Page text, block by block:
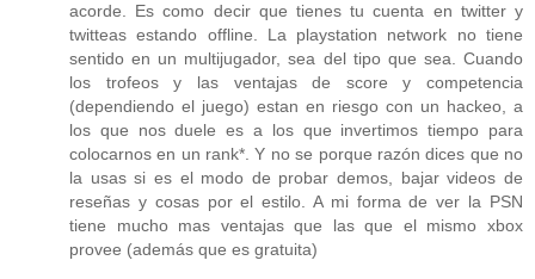
acorde. Es como decir que tienes tu cuenta en twitter y
twitteas estando offline. La playstation network no tiene
sentido en un multijugador, sea del tipo que sea. Cuando
los trofeos y las ventajas de score y competencia
(dependiendo el juego) estan en riesgo con un hackeo, a
los que nos duele es a los que invertimos tiempo para
colocarnos en un rank*. Y no se porque razón dices que no
la usas si es el modo de probar demos, bajar videos de
reseñas y cosas por el estilo. A mi forma de ver la PSN
tiene mucho mas ventajas que las que el mismo xbox
provee (además que es gratuita)